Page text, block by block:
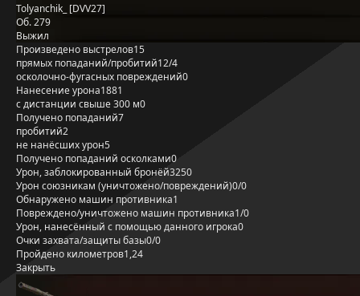
Tolyanchik_ [DVV27]
Об. 279
Выжил
Произведено выстрелов15
прямых попаданий/пробитий12/4
осколочно-фугасных повреждений0
Нанесение урона1881
с дистанции свыше 300 м0
Получено попаданий7
пробитий2
не нанёсших урон5
Получено попаданий осколками0
Урон, заблокированный бронёй3250
Урон союзникам (уничтожено/повреждений)0/0
Обнаружено машин противника1
Повреждено/уничтожено машин противника1/0
Урон, нанесённый с помощью данного игрока0
Очки захвата/защиты базы0/0
Пройдено километров1,24
Закрыть